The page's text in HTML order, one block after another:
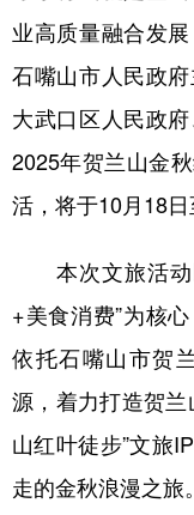
业高质量融合发
石嘴山市人民政
大武口区人民政
2025年贺兰山金
活，将于10月18日
本次文旅活动
+美食消费”为核
依托石嘴山市贺
源，着力打造贺
山红叶徒步”文旅
走的金秋浪漫之旅。